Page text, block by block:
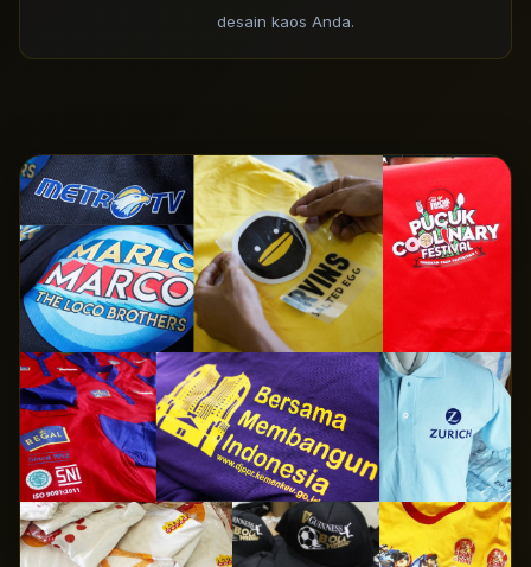
desain kaos Anda.